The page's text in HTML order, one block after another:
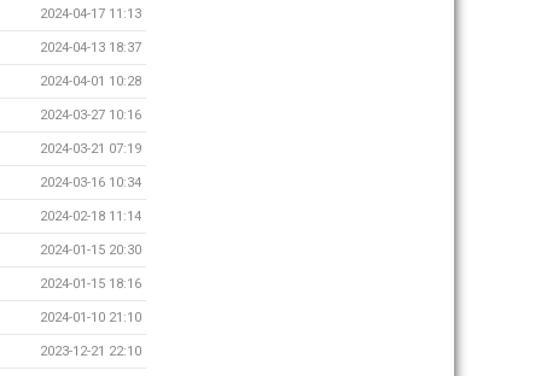
2024-04-17 11:13
2024-04-13 18:37
2024-04-01 10:28
2024-03-27 10:16
2024-03-21 07:19
2024-03-16 10:34
2024-02-18 11:14
2024-01-15 20:30
2024-01-15 18:16
2024-01-10 21:10
2023-12-21 22:10